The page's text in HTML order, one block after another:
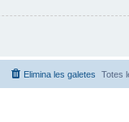
Totes
Elimina les galetes